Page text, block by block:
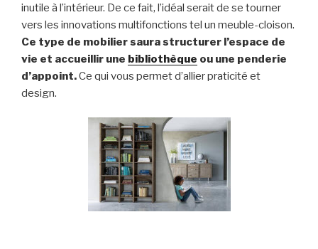
inutile à l’intérieur. De ce fait, l’idéal serait de se tourner
vers les innovations multifonctions tel un meuble-cloison.
Ce type de mobilier saura structurer l’espace de
vie et accueillir une bibliothèque ou une penderie
d’appoint.Ce qui vous permet d’allier praticité et
design.